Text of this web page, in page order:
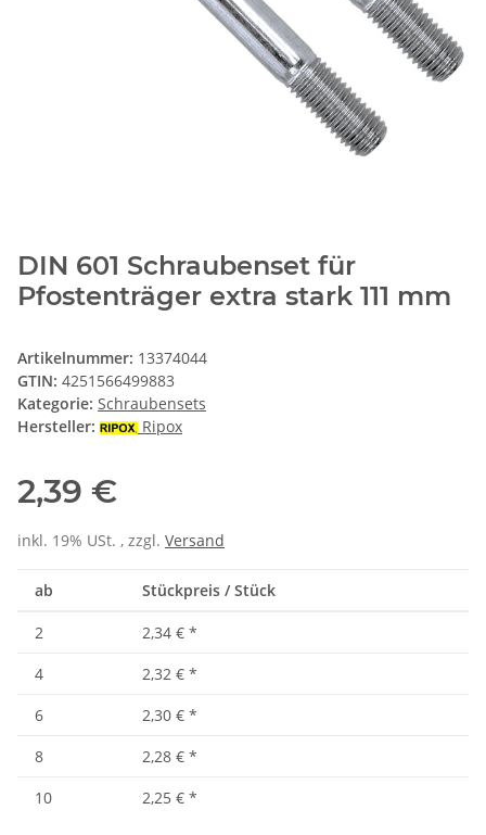
DIN 601 Schraubenset für
Pfostenträger extra stark 111 mm
Artikelnummer: 13374044
GTIN: 4251566499883
Kategorie: Schraubensets
Hersteller:
Ripox
2,39 €
inkl. 19% USt. , zzgl. Versand
ab Stückpreis / Stück
2 2,34 € *
4
2,32 € *
6
2,30 € *
8
2,28 € *
10
2,25 € *